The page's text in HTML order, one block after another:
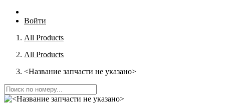
Войти
All Products
All Products
<Название запчасти не указано>